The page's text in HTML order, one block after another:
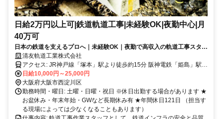
日給2万円以上可|鉄道軌道工事|未経験OK|夜勤中心|月
40万可
日本の鉄道を支えるプロへ｜未経験OK｜夜勤で高収入の軌道工事スタッ
フ 清友軌道工業株式会社
アクセス: JR神戸線「塚本」駅より徒歩約15分 阪神電鉄「姫島」駅よ
り徒歩約10分
日給10,000円～25,000円
大阪府大阪市西淀川区
勤務時間・曜日: 土曜・日曜・祝日 ※休日出勤する場合があります ★
お盆休み・年末年始・GWなど長期休み有 ★年間休日121日 （担当す
る現場によっては少なくなることもあります）